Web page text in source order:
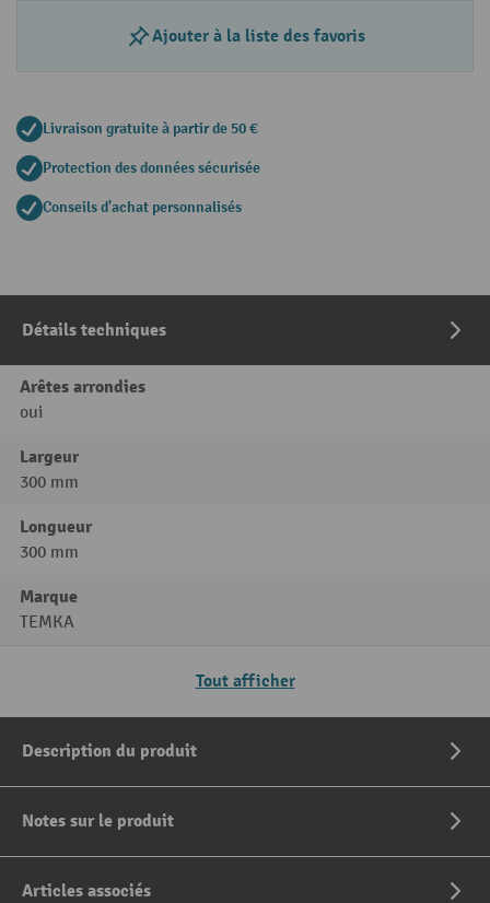
Ajouter à la liste des favoris
Livraison gratuite à partir de 50 €
Protection des données sécurisée
Conseils d'achat personnalisés
Détails techniques
Arêtes arrondies
oui
Largeur
300 mm
Longueur
300 mm
Marque
TEMKA
Tout afficher
Description du produit
Notes sur le produit
Articles associés